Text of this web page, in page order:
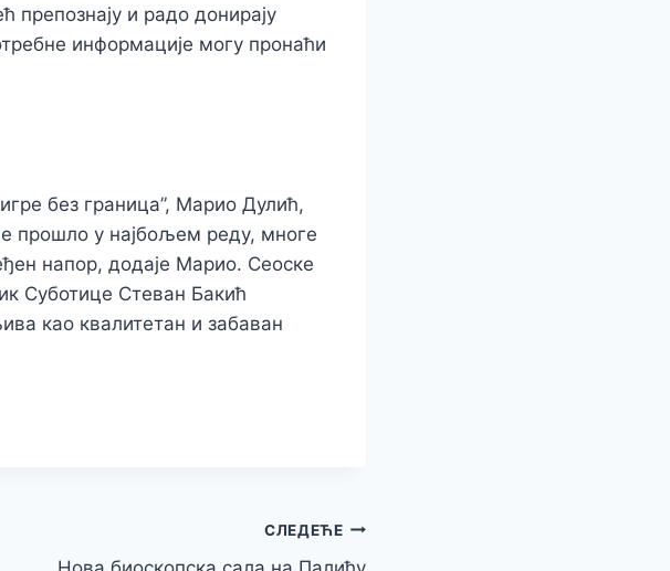
препознају и радо донирају
информације могу пронаћи
без граница”, Марио Дулић,
прошло у најбољем реду, многе
напор, додаје Марио. Сеоске
Суботице Стеван Бакић
као квалитетан и забаван
СЛЕДЕЋЕ